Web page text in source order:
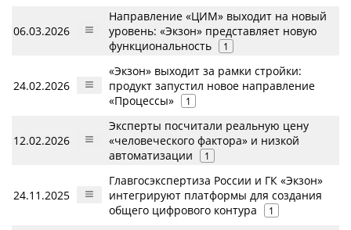
06.03.2026
Направление «ЦИМ» выходит на новый
уровень: «Экзон» представляет новую
функциональность
1
24.02.2026
«Экзон» выходит за рамки стройки:
продукт запустил новое направление
«Процессы»
1
12.02.2026
Эксперты посчитали реальную цену
«человеческого фактора» и низкой
автоматизации
1
24.11.2025
Главгосэкспертиза России и ГК «Экзон»
интегрируют платформы для создания
общего цифрового контура
1